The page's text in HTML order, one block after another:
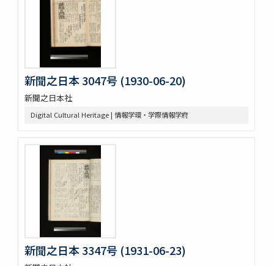
新聞之日本 3047号 (1930-06-20)
新聞之日本社
Digital Cultural Heritage | 情報学環・学際情報学府
新聞之日本 3347号 (1931-06-23)